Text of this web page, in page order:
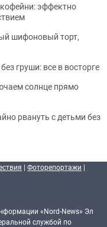
эффектно
шифоновый торт,
груши: все в восторге
солнце прямо
рвануть с детьми без
| Фоторепортажи |
«Nord-News» Эл
службой по